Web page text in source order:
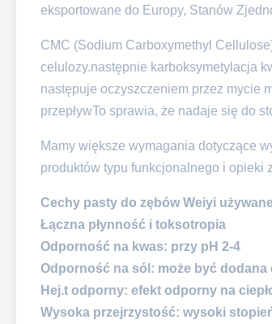
eksportowane do Europy, Stanów
CMC (Sodium Carboxymethyl
celulozy.następnie karboksymetylacja
następuje oczyszczeniem przez mycie
przepływTo sprawia, że nadaje się do
Mamy większe wymagania dotyczące
produktów typu funkcjonalnego i opieki
Cechy pasty do zębów Weiyi
Łączna płynność i toksotropia
Odporność na kwas: przy pH 2-4
Odporność na sól: może być
Hej.t odporny: efekt odporny na
Wysoka przejrzystość: wysoki